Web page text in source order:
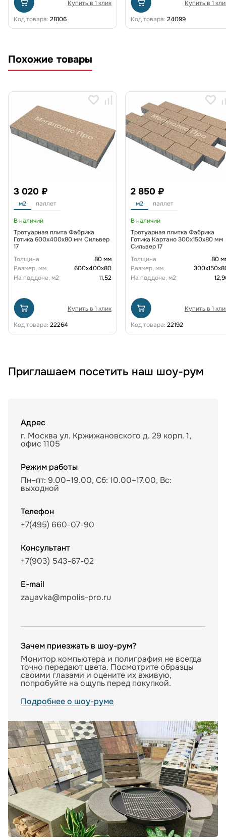
Купить в 1 клик
Код товара: 28106
Купить в 1
Код товара: 24099
Похожие товары
3 020 ₽
м2 паллет
В наличии
Тротуарная плита Фабрика
Готика 600х400х80 мм Сильвер
17
Толщина
80 мм
Размер, мм
600х400х80
На поддоне, м2
11,52
Купить в 1 клик
Код товара: 22264
2 850 ₽
м2 паллет
В наличии
Тротуарная плитка Фабрика
Готика Картано 300х150х80 мм
Сильвер 17
Толщина
80
Размер, мм
На поддоне, м2
Купить в 1
Код товара: 22192
Приглашаем посетить наш шоу-рум
Адрес
г. Москва ул. Кржижановского д. 29 корп. 1,
офис 1105
Режим работы
Пн–пт: 9.00–19.00, Сб: 10.00–17.00, Вс:
выходной
Телефон
+7(495) 660-07-90
Консультант
+7(903) 543-67-02
E-mail
zayavka@mpolis-pro.ru
Зачем приезжать в шоу-рум?
Монитор компьютера и полиграфия не всегда
точно передают цвета. Посмотрите образцы
своими глазами и оцените их вживую,
попробуйте на ощупь перед покупкой.
Подробнее о шоу-руме